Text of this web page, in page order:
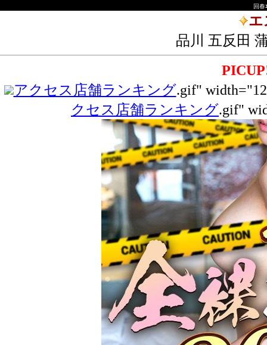
回春
エ
品川 五反田
アクセス店舗ランキング.gif"
クセス店舗ランキング.gif"